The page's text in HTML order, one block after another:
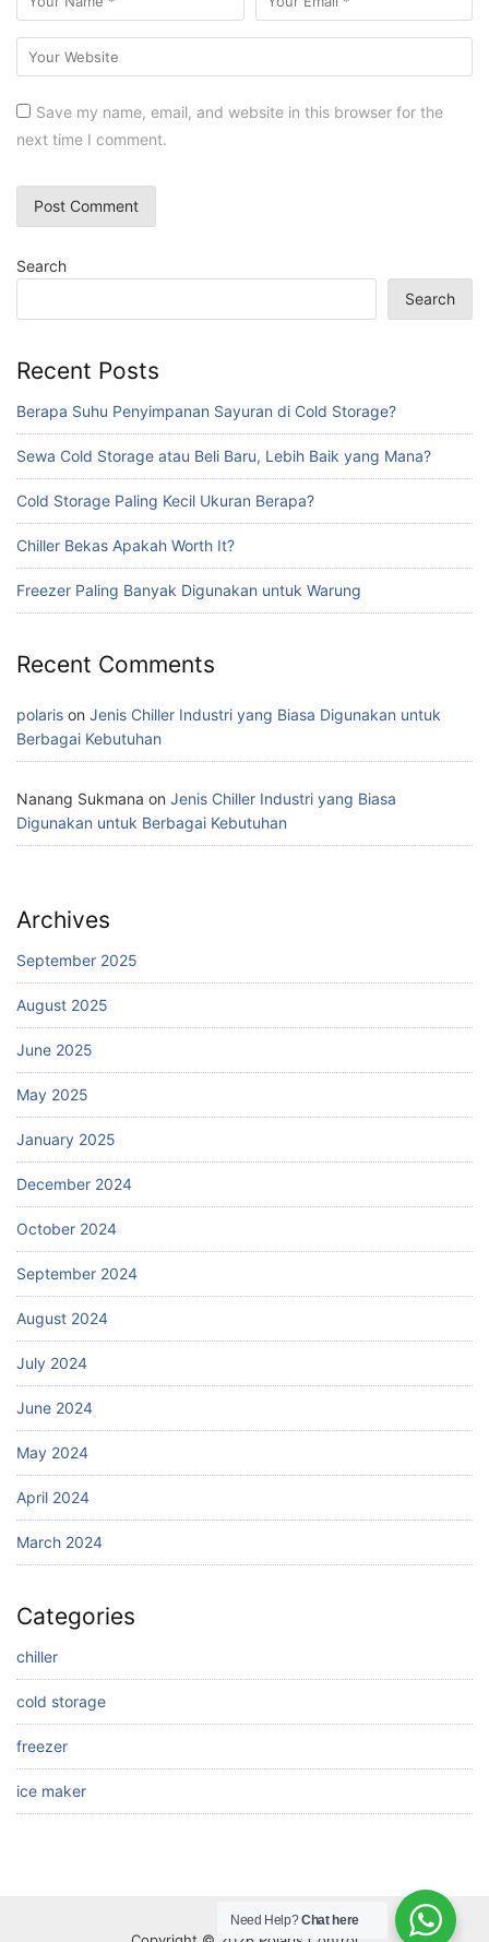
Save my name, email, and website in this browser for the
next time I comment.
Search
Search
Recent Posts
Berapa Suhu Penyimpanan Sayuran di Cold Storage?
Sewa Cold Storage atau Beli Baru, Lebih Baik yang Mana?
Cold Storage Paling Kecil Ukuran Berapa?
Chiller Bekas Apakah Worth It?
Freezer Paling Banyak Digunakan untuk Warung
Recent Comments
polaris on Jenis Chiller Industri yang Biasa Digunakan untuk
Berbagai Kebutuhan
Nanang Sukmana on Jenis Chiller Industri yang Biasa
Digunakan untuk Berbagai Kebutuhan
Archives
September 2025
August 2025
June 2025
May 2025
January 2025
December 2024
October 2024
September 2024
August 2024
July 2024
June 2024
May 2024
April 2024
March 2024
Categories
chiller
cold storage
freezer
ice maker
Need Help?Chat here